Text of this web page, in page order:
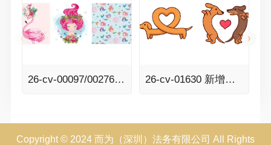
26-cv-00097/00276 几乎快被遗忘的美人鱼终于获批了！Senay Kurtulus美人鱼、动物元素插画版权全面来袭！ 26-cv-01630 新增避雷版权图+13！智利设计师irmirx可爱简洁的卡通涂鸦版权印花发案！
Copyright © 2024 而为（深圳）法务有限公司 All Rights